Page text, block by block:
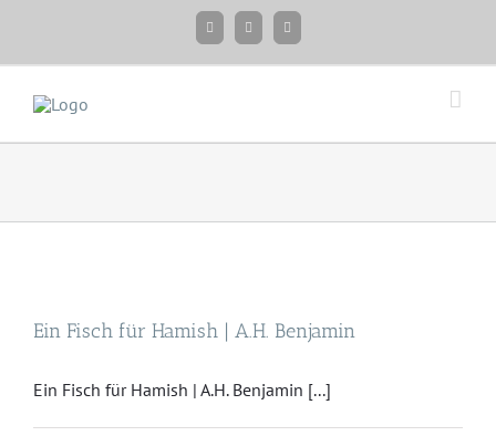
FacebookInstagramTwitter
Ein Fisch für Hamish | A.H. Benjamin
Ein Fisch für Hamish | A.H. Benjamin [...]